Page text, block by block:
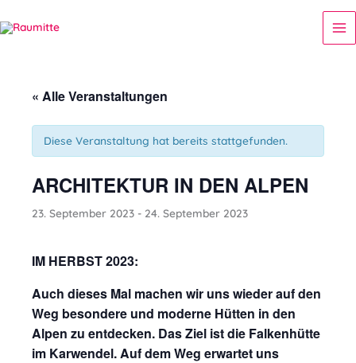
Inhalt
« Alle Veranstaltungen
Diese Veranstaltung hat bereits stattgefunden.
ARCHITEKTUR IN DEN ALPEN
23. September 2023 - 24. September 2023
IM HERBST 2023:
Auch dieses Mal machen wir uns wieder auf den
Weg besondere und moderne Hütten in den
Alpen zu entdecken. Das Ziel ist die Falkenhütte
im Karwendel. Auf dem Weg erwartet uns